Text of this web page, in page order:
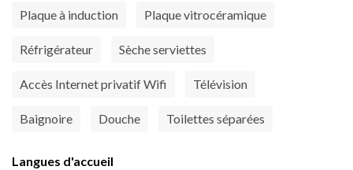
Plaque à induction Plaque vitrocéramique
Réfrigérateur Sèche serviettes
Accès Internet privatif Wifi Télévision
Baignoire Douche Toilettes séparées
Langues d'accueil